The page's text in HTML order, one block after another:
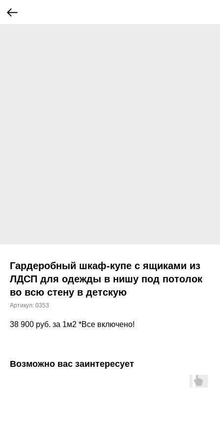
Гардеробный шкаф-купе с ящиками из
ЛДСП для одежды в нишу под потолок
во всю стену в детскую
Артикул: 0353
38 900 руб. за 1м2 *Все включено!
Возможно вас заинтересует